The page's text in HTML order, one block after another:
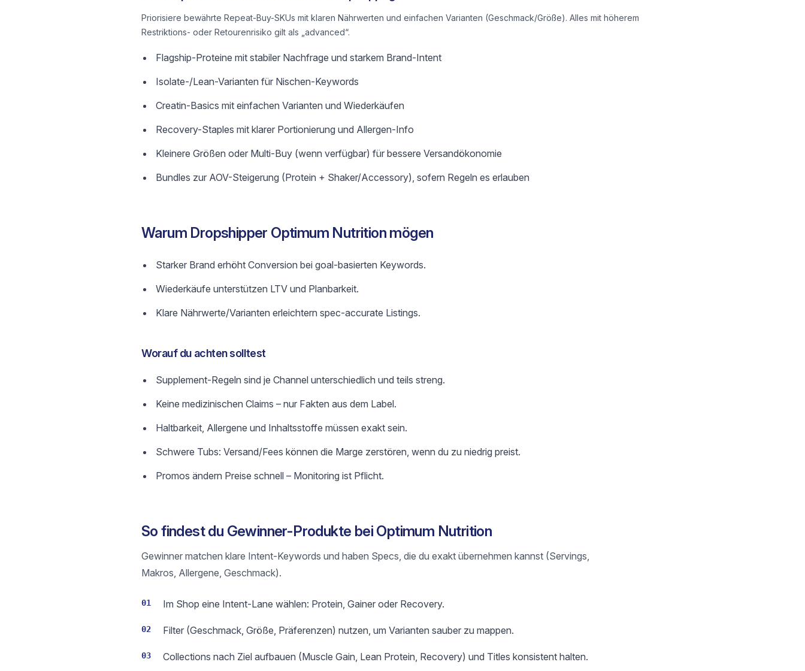
Priorisiere bewährte Repeat-Buy-SKUs mit klaren Nährwerten und einfachen Varianten (Geschmack/Größe). Alles mit höherem
Restriktions- oder Retourenrisiko gilt als „advanced“.
Flagship-Proteine mit stabiler Nachfrage und starkem Brand-Intent
Isolate-/Lean-Varianten für Nischen-Keywords
Creatin-Basics mit einfachen Varianten und Wiederkäufen
Recovery-Staples mit klarer Portionierung und Allergen-Info
Kleinere Größen oder Multi-Buy (wenn verfügbar) für bessere Versandökonomie
Bundles zur AOV-Steigerung (Protein + Shaker/Accessory), sofern Regeln es erlauben
Warum Dropshipper Optimum Nutrition mögen
Starker Brand erhöht Conversion bei goal-basierten Keywords.
Wiederkäufe unterstützen LTV und Planbarkeit.
Klare Nährwerte/Varianten erleichtern spec-accurate Listings.
Worauf du achten solltest
Supplement-Regeln sind je Channel unterschiedlich und teils streng.
Keine medizinischen Claims – nur Fakten aus dem Label.
Haltbarkeit, Allergene und Inhaltsstoffe müssen exakt sein.
Schwere Tubs: Versand/Fees können die Marge zerstören, wenn du zu niedrig preist.
Promos ändern Preise schnell – Monitoring ist Pflicht.
So findest du Gewinner-Produkte bei Optimum Nutrition
Gewinner matchen klare Intent-Keywords und haben Specs, die du exakt übernehmen kannst (Servings,
Makros, Allergene, Geschmack).
01 Im Shop eine Intent-Lane wählen: Protein, Gainer oder Recovery.
02 Filter (Geschmack, Größe, Präferenzen) nutzen, um Varianten sauber zu mappen.
03 Collections nach Ziel aufbauen (Muscle Gain, Lean Protein, Recovery) und Titles konsistent halten.